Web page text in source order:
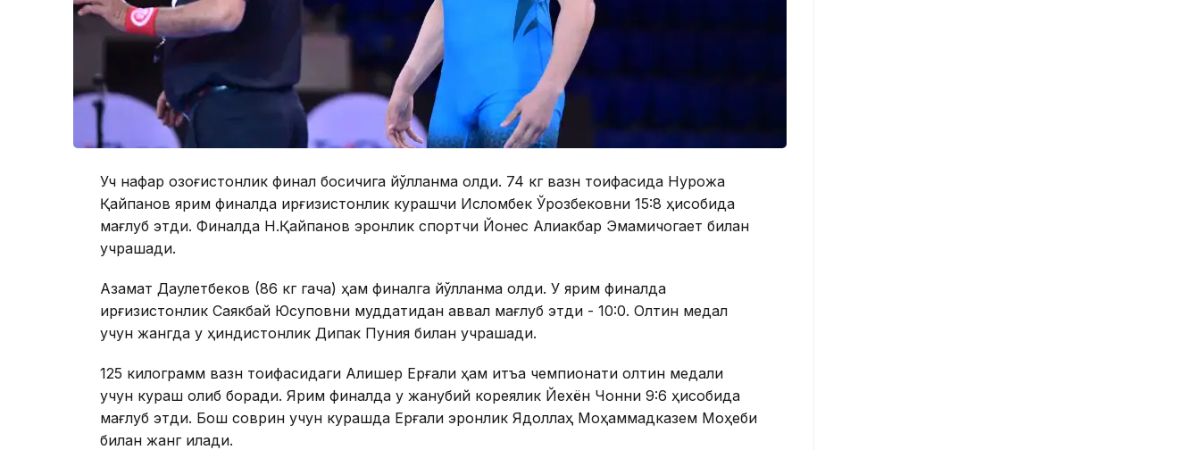
Уч нафар қозоғистонлик финал босқичига йўлланма олди. 74 кг вазн тоифасида Нурқожа
Қайпанов ярим финалда қирғизистонлик курашчи Исломбек Ўрозбековни 15:8 ҳисобида
мағлуб этди. Финалда Н.Қайпанов эронлик спортчи Йонес Алиакбар Эмамичогает билан
учрашади.
Азамат Даулетбеков (86 кг гача) ҳам финалга йўлланма олди. У ярим финалда
қирғизистонлик Саякбай Юсуповни муддатидан аввал мағлуб этди - 10:0. Олтин медал
учун жангда у ҳиндистонлик Дипак Пуния билан учрашади.
125 килограмм вазн тоифасидаги Алишер Ерғали ҳам қитъа чемпионати олтин медали
учун кураш олиб боради. Ярим финалда у жанубий кореялик Йехён Чонни 9:6 ҳисобида
мағлуб этди. Бош соврин учун курашда Ерғали эронлик Ядоллаҳ Моҳаммадказем Моҳеби
билан жанг қилади.